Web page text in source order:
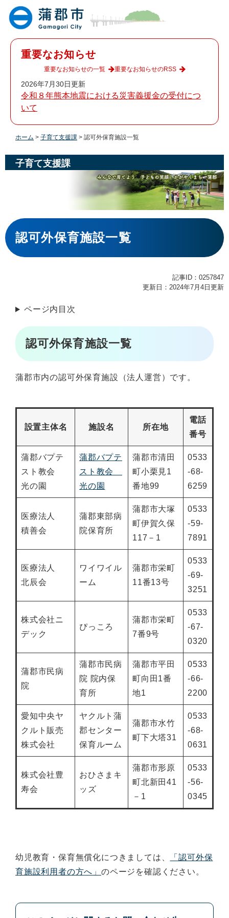
重要なお知らせ
2026年7月30日更新
令和８年熊本地震における災害義援金の受付につ
いて
重要なお知らせの一覧 重要なお知らせのRSS
ホーム > 子育て支援課 > 認可外保育施設一覧
子育て支援課
本
文
認可外保育施設一覧
記事ID：0257847
更新日：2024年7月4日更新
ページ内目次
認可外保育施設一覧
蒲郡市内の認可外保育施設（法人運営）です。
設置主体名 施設名 所在地
電話
番号
蒲郡バプテ
スト教会
光の園
蒲郡バプテ
スト教会
光の園
蒲郡市清田
町小栗見1
番地99
0533
-68-
6259
医療法人
積善会
蒲郡東部病
院保育所
蒲郡市大塚
町伊賀久保
117－1
0533
-59-
7891
医療法人
北辰会
ワイワイル
ーム
蒲郡市栄町
11番13号
0533
-69-
3251
株式会社ニ
デック
ぴっころ
蒲郡市栄町
7番9号
0533
-67-
0320
蒲郡市民病
院
蒲郡市民病
院 院内保
育所
蒲郡市平田
町向田1番
地1
0533
-66-
2200
愛知中央ヤ
クルト販売
株式会社
ヤクルト蒲
郡センター
保育ルーム
蒲郡市水竹
町下大塔31
0533
-68-
0631
株式会社豊
寿会
おひさまキ
ッズ
蒲郡市形原
町北新田41
－1
0533
-56-
0345
幼児教育・保育無償化につきましては、
「認可外保
育施設利用者の方へ」 のページを確認ください。